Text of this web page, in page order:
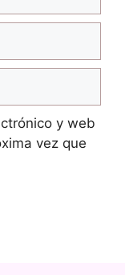
y web
vez que